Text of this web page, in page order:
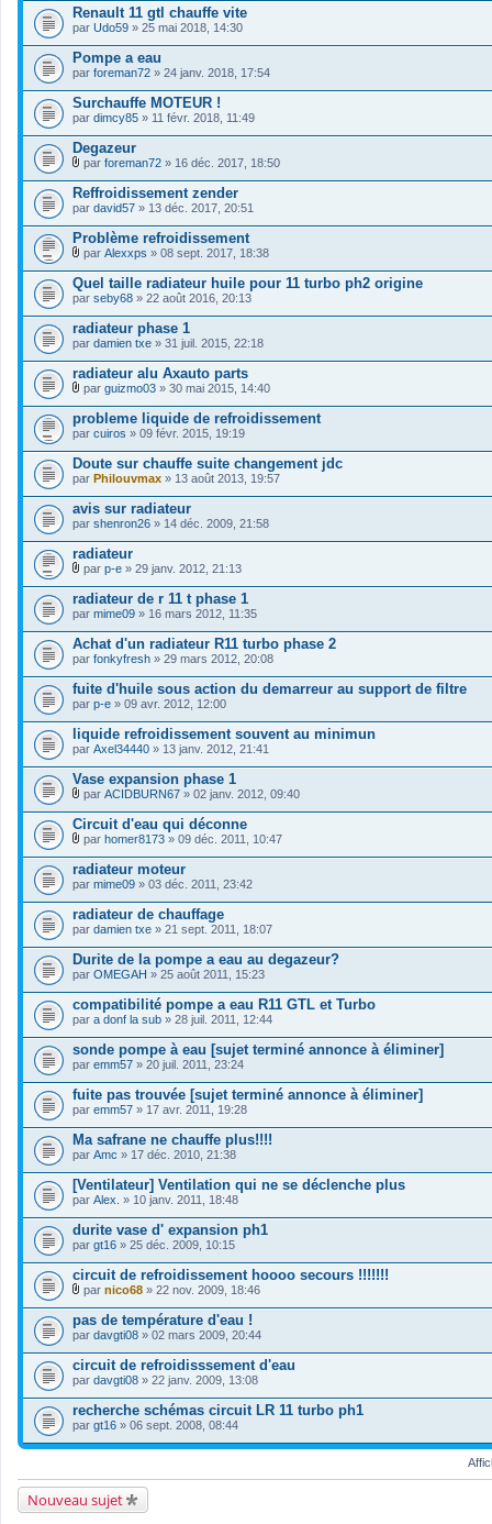
(
s
s
)
j
o
i
n
t
(
s
Renault 11 gtl chauffe vite
par Udo59 » 25 mai 2018, 14:30
Pompe a eau
par foreman72 » 24 janv. 2018, 17:54
Surchauffe MOTEUR !
par dimcy85 » 11 févr. 2018, 11:49
Degazeur
F
i
c
h
i
e
r
s
)
j
o
i
n
t
(
s
)
par foreman72 » 16 déc. 2017, 18:50
Reffroidissement zender
par david57 » 13 déc. 2017, 20:51
Problème refroidissement
F
i
c
h
i
e
r
s
)
o
i
n
t
(
s
par Alexxps » 08 sept. 2017, 18:38
Quel taille radiateur huile pour 11 turbo ph2 origine
par seby68 » 22 août 2016, 20:13
radiateur phase 1
par damien txe » 31 juil. 2015, 22:18
radiateur alu Axauto parts
F
i
c
h
i
e
r
s
)
j
o
i
n
t
(
s
par guizmo03 » 30 mai 2015, 14:40
probleme liquide de refroidissement
par cuiros » 09 févr. 2015, 19:19
Doute sur chauffe suite changement jdc
par Philouvmax » 13 août 2013, 19:57
avis sur radiateur
par shenron26 » 14 déc. 2009, 21:58
radiateur
F
i
c
h
i
e
r
s
)
j
o
i
n
t
(
s
)
par p-e » 29 janv. 2012, 21:13
radiateur de r 11 t phase 1
par mime09 » 16 mars 2012, 11:35
Achat d'un radiateur R11 turbo phase 2
par fonkyfresh » 29 mars 2012, 20:08
fuite d'huile sous action du demarreur au support de filtre
par p-e » 09 avr. 2012, 12:00
liquide refroidissement souvent au minimun
par Axel34440 » 13 janv. 2012, 21:41
Vase expansion phase 1
F
i
c
h
i
e
r
s
)
j
o
i
n
t
(
s
par ACIDBURN67 » 02 janv. 2012, 09:40
Circuit d'eau qui déconne
F
i
c
h
i
e
r
s
)
j
o
i
n
t
(
s
par homer8173 » 09 déc. 2011, 10:47
radiateur moteur
par mime09 » 03 déc. 2011, 23:42
radiateur de chauffage
par damien txe » 21 sept. 2011, 18:07
Durite de la pompe a eau au degazeur?
par OMEGAH » 25 août 2011, 15:23
compatibilité pompe a eau R11 GTL et Turbo
par a donf la sub » 28 juil. 2011, 12:44
sonde pompe à eau [sujet terminé annonce à éliminer]
par emm57 » 20 juil. 2011, 23:24
fuite pas trouvée [sujet terminé annonce à éliminer]
par emm57 » 17 avr. 2011, 19:28
Ma safrane ne chauffe plus!!!!
par Amc » 17 déc. 2010, 21:38
[Ventilateur] Ventilation qui ne se déclenche plus
par Alex. » 10 janv. 2011, 18:48
durite vase d' expansion ph1
par gt16 » 25 déc. 2009, 10:15
circuit de refroidissement hoooo secours !!!!!!!
F
i
c
h
i
e
r
s
)
j
o
t
(
s
par nico68 » 22 nov. 2009, 18:46
pas de température d'eau !
par davgti08 » 02 mars 2009, 20:44
circuit de refroidisssement d'eau
par davgti08 » 22 janv. 2009, 13:08
recherche schémas circuit LR 11 turbo ph1
par gt16 » 06 sept. 2008, 08:44
Nouveau sujet